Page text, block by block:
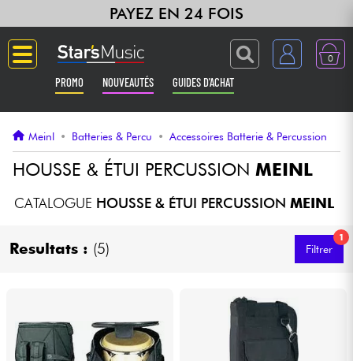
PAYEZ EN 24 FOIS
0
PROMO NOUVEAUTÉS GUIDES D'ACHAT
Guitares & Basses
Amplis & Effets
Claviers & Pianos
Home Studio
Meinl • Batteries & Percu • Accessoires Batterie & Percussion
HOUSSE & ÉTUI PERCUSSION MEINL
CATALOGUE HOUSSE & ÉTUI PERCUSSION MEINL
Resultats : (5)
1
Filtrer